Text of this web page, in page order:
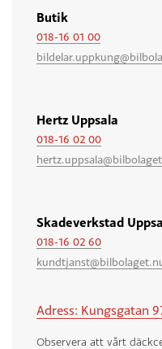
Butik
018-16 01 00
Hertz Uppsala
018-16 02 00
Skadeverkstad
018-16 02 60
Adress: Kungsgatan
Observera att vårt